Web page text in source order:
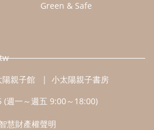
Google Chrome 版本瀏覽器
有限公司 版權所有 ©